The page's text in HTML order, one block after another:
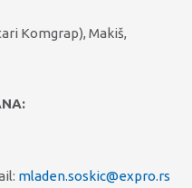
Komgrap), Makiš,
mladen.soskic@expro.rs